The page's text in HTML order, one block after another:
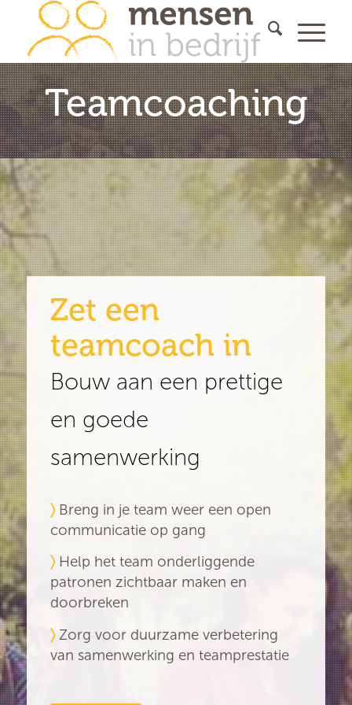
Teamcoaching
Zet een
teamcoach in
Bouw aan een prettige
en goede
samenwerking
〉 Breng in je team weer een open
communicatie op gang
〉 Help het team onderliggende
patronen zichtbaar maken en
doorbreken
〉Zorg voor duurzame verbetering
van samenwerking en teamprestatie